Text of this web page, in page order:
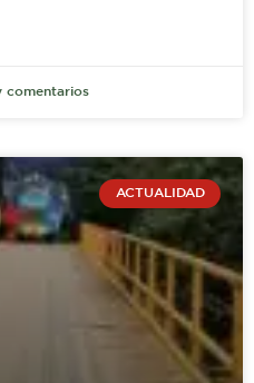
comentarios
ACTUALIDAD